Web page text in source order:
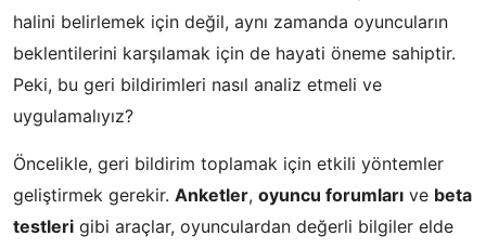
halini belirlemek için değil, aynı zamanda oyuncuların
beklentilerini karşılamak için de hayati öneme sahiptir.
Peki, bu geri bildirimleri nasıl analiz etmeli ve
uygulamalıyız?
Öncelikle, geri bildirim toplamak için etkili yöntemler
geliştirmek gerekir. Anketler, oyuncu forumları ve beta
testleri gibi araçlar, oyunculardan değerli bilgiler elde